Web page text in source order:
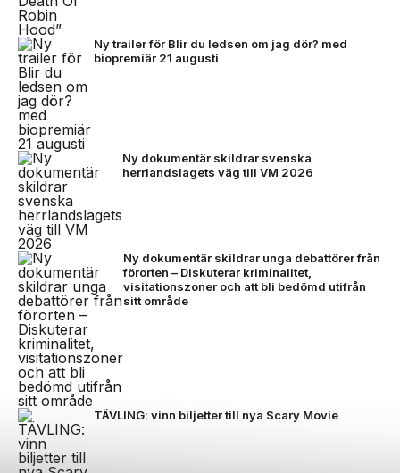
Ny trailer för Blir du ledsen om jag dör? med
biopremiär 21 augusti
Ny dokumentär skildrar svenska
herrlandslagets väg till VM 2026
Ny dokumentär skildrar unga debattörer från
förorten – Diskuterar kriminalitet,
visitationszoner och att bli bedömd utifrån
sitt område
TÄVLING: vinn biljetter till nya Scary Movie